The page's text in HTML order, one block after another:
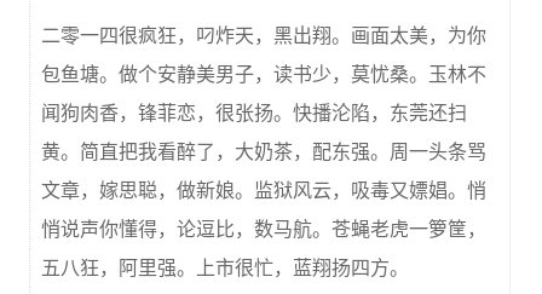
二零一四很疯狂，叼炸天，黑出翔。画面太美，为你
包鱼塘。做个安静美男子，读书少，莫忧桑。玉林不
闻狗肉香，锋菲恋，很张扬。快播沦陷，东莞还扫
黄。简直把我看醉了，大奶茶，配东强。周一头条骂
文章，嫁思聪，做新娘。监狱风云，吸毒又嫖娼。悄
悄说声你懂得，论逗比，数马航。苍蝇老虎一箩筐，
五八狂，阿里强。上市很忙，蓝翔扬四方。